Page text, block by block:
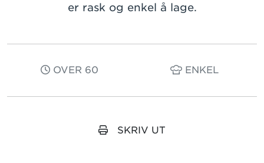
er rask og enkel å lage.
OVER 60 ENKEL
SKRIV UT